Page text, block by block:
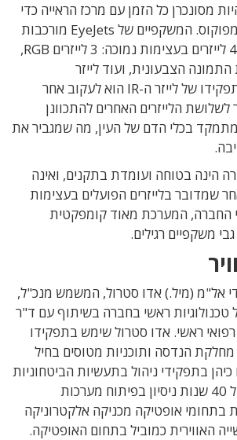
מסונכרן כל הזמן עם מרכז הראייה כדי
שהתמונה לא תצא מפוקוס. המשקפיים של EyeJets מורכבות
ממערך ממוזער של 4 לייזרים בעצימות נמוכה: 3 לייזרים RGB,
הצבעונית, ועוד לייזר
אינפרא-אדום (IR). תפקידו של לייזר ה-IR הוא לעקוב אחר
הלייזרים האחרים להתכוונן
בהתאם. לייזר ה-IR מתמקד בכלי הדם של העין, מה שמגביר את
הינה בטוחה ועומדת בתקנים, ואינה
שמדובר בלייזרים הפועלים בעצימות
החברה, המערכת מאוד קומפקטית
משקפיים רגילים.
אל"מ (מיל.) אדו סטרול, המשמש מנכ"ל,
טכנולוגיות ראשי בחברה בשיתוף עם ד"ר
ראשי. אדו סטרול שימש בתפקידו
הנדסה ותוכניות מטוסים בחיל
בתפקידי ניהול בתעשיות הביטחוניות
בישראל. ד"ר גור בעל 40 שנות ניסיון בפיתוח מערכות
בתחומי אופטיקה מכניקה אלקטרוניקה
האווירית כמוביל בתחום האופטיקה.